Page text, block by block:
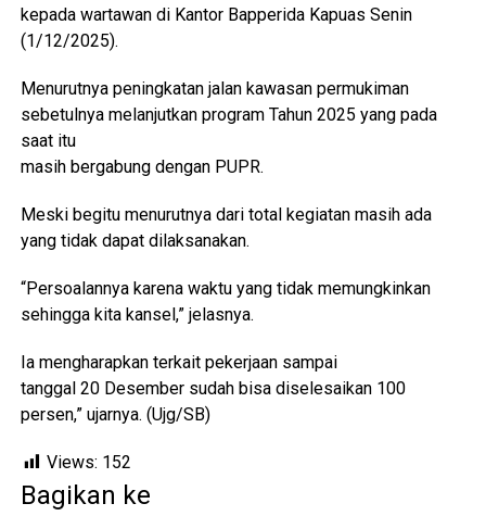
kepada wartawan di Kantor Bapperida Kapuas Senin
(1/12/2025).
Menurutnya peningkatan jalan kawasan permukiman
sebetulnya melanjutkan program Tahun 2025 yang pada
saat itu
masih bergabung dengan PUPR.
Meski begitu menurutnya dari total kegiatan masih ada
yang tidak dapat dilaksanakan.
“Persoalannya karena waktu yang tidak memungkinkan
sehingga kita kansel,” jelasnya.
Ia mengharapkan terkait pekerjaan sampai
tanggal 20 Desember sudah bisa diselesaikan 100
persen,” ujarnya. (Ujg/SB)
Views: 152
Bagikan ke